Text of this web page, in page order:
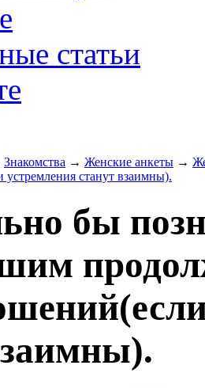
статьи
Знакомства → Женские анкеты →
станут взаимны).
бы